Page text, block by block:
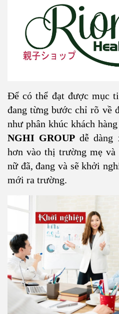
Để có thể đạt được mục
đang từng bước chỉ rõ về
như phân khúc khách
NGHI GROUP dễ dàng
hơn vào thị trường mẹ và
nữ đã, đang và sẽ khởi
mới ra trường.